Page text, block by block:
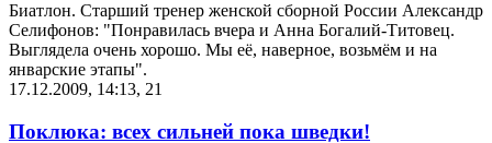
Биатлон. Старший тренер женской сборной России Александр
Селифонов: "Понравилась вчера и Анна Богалий-Титовец.
Выглядела очень хорошо. Мы её, наверное, возьмём и на
январские этапы".
17.12.2009, 14:13, 21
Поклюка: всех сильней пока шведки!